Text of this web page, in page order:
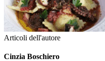
Articoli dell'autore
Cinzia Boschiero